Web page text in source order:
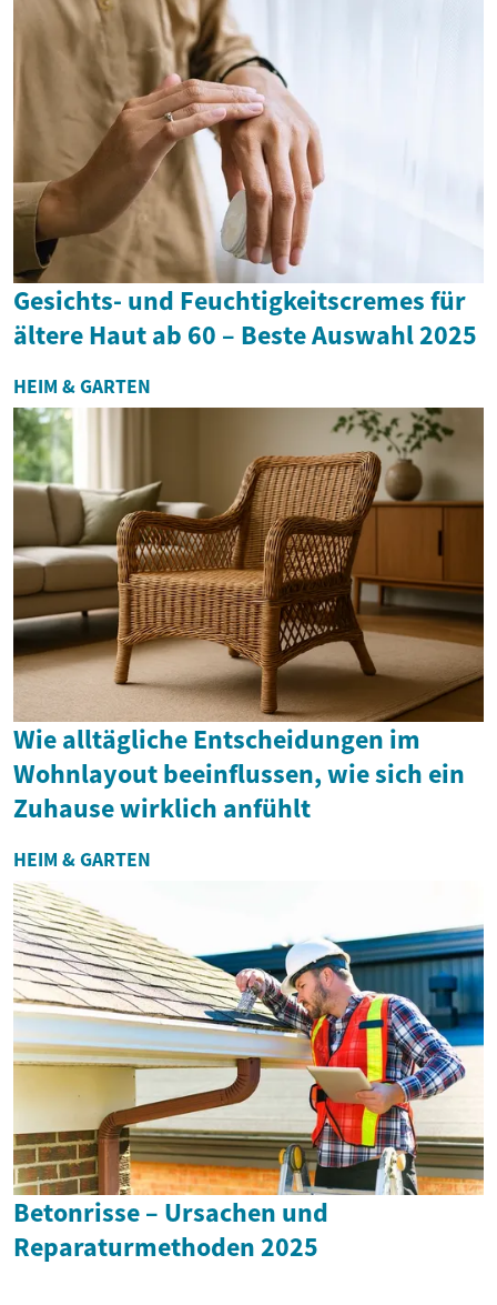
Gesichts- und Feuchtigkeitscremes für
ältere Haut ab 60 – Beste Auswahl 2025
HEIM & GARTEN
Wie alltägliche Entscheidungen im
Wohnlayout beeinflussen, wie sich ein
Zuhause wirklich anfühlt
HEIM & GARTEN
Betonrisse – Ursachen und
Reparaturmethoden 2025